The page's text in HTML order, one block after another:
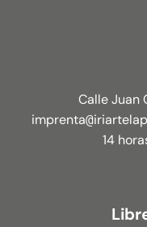
Calle Juan
imprenta@
14